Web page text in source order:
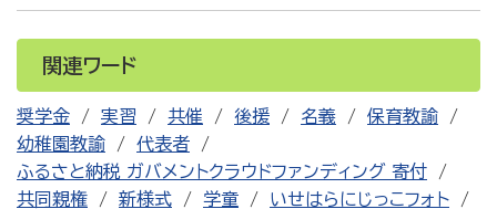
関連ワード
奨学金 実習 共催 後援 名義
保育教諭
幼稚園教諭
代表者
ふるさと納税 ガバメントクラウドファンディング 寄付
共同親権
新様式 学童
いせはらにじっこフォト